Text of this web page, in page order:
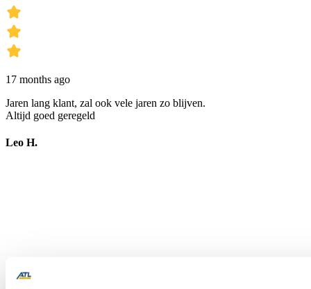
17 months ago
Jaren lang klant, zal ook vele jaren zo blijven.
Altijd goed geregeld
Leo H.